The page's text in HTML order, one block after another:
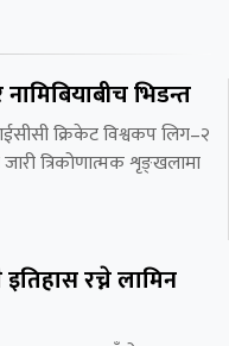
भिडन्त
क्रिकेट विश्वकप लिग–२
त्रिकोणात्मक शृङ्खलामा
रच्ने लामिन